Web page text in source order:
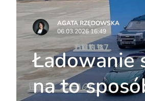
AGATA RZĘDOWSKA
06.03.2026 16:49
Ładowanie
na to